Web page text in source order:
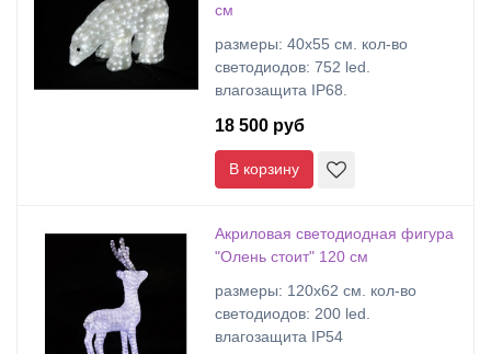
см
размеры: 40х55 cм. кол-во
светодиодов: 752 led.
влагозащита IP68.
18 500 руб
В корзину
Акриловая светодиодная фигура
"Олень стоит" 120 см
размеры: 120х62 cм. кол-во
светодиодов: 200 led.
влагозащита IP54